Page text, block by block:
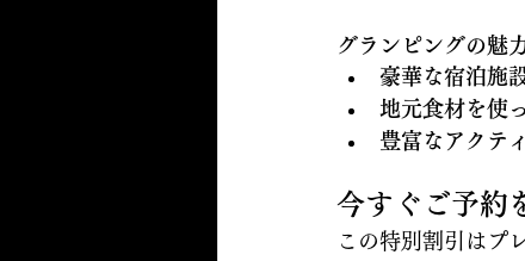
グランピングの魅
豪華な宿泊施
地元食材を使
豊富なアクテ
今すぐご予約
この特別割引はプ